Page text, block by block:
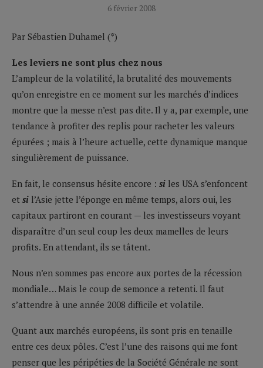
6 février 2008
Par Sébastien Duhamel (*)
Les leviers ne sont plus chez nous
L’ampleur de la volatilité, la brutalité des mouvements
qu’on enregistre en ce moment sur les marchés d’indices
montre que la messe n’est pas dite. Il y a, par exemple, une
tendance à profiter des replis pour racheter les valeurs
épurées ; mais à l’heure actuelle, cette dynamique manque
singulièrement de puissance.
En fait, le consensus hésite encore : si les USA s’enfoncent
et si l’Asie jette l’éponge en même temps, alors oui, les
capitaux partiront en courant — les investisseurs voyant
disparaître d’un seul coup les deux mamelles de leurs
profits. En attendant, ils se tâtent.
Nous n’en sommes pas encore aux portes de la récession
mondiale… Mais le coup de semonce a retenti. Il faut
s’attendre à une année 2008 difficile et volatile.
Quant aux marchés européens, ils sont pris en tenaille
entre ces deux pôles. C’est l’une des raisons qui me font
penser que les péripéties de la Société Générale ne sont